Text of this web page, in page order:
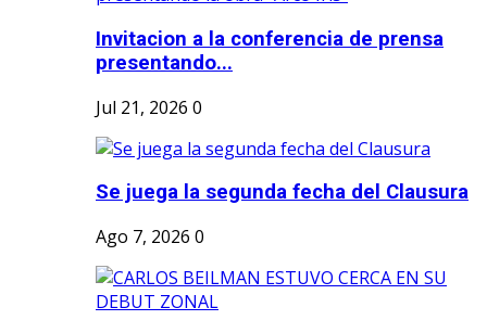
Invitacion a la conferencia de prensa
presentando...
Jul 21, 2026 0
Se juega la segunda fecha del Clausura
Ago 7, 2026 0